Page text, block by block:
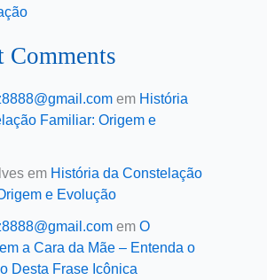
Comments
em História
Familiar: Origem e
em História da Constelação
e Evolução
em O
a Cara da Mãe – Entenda o
Desta Frase Icônica